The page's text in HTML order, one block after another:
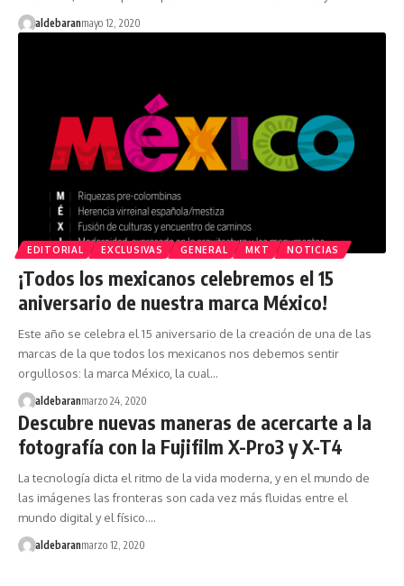
aldebaranmayo 12, 2020
EDITORIAL EXCLUSIVAS GENERAL MKT NOTICIAS
¡Todos los mexicanos celebremos el 15
aniversario de nuestra marca México!
Este año se celebra el 15 aniversario de la creación de una de las
marcas de la que todos los mexicanos nos debemos sentir
orgullosos: la marca México, la cual…
aldebaranmarzo 24, 2020
Descubre nuevas maneras de acercarte a la
fotografía con la Fujifilm X-Pro3 y X-T4
La tecnología dicta el ritmo de la vida moderna, y en el mundo de
las imágenes las fronteras son cada vez más fluidas entre el
mundo digital y el físico.…
aldebaranmarzo 12, 2020